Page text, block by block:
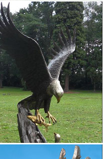
см., Италия).
значков…
собаки. 2
статуэтка собака с
его в подарок любителю
купить…
собак в Москве с
13,5х10х38 см.